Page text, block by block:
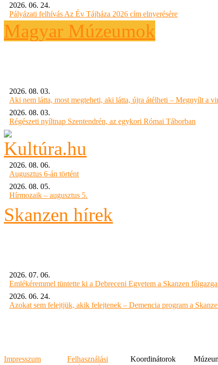
2026. 06. 24.
Pályázati felhívás Az Év Tájháza 2026 cím elnyerésére
Magyar Múzeumok
2026. 08. 03.
Aki nem látta, most megteheti, aki látta, újra átélheti – Megnyílt a
2026. 08. 03.
Régészeti nyíltnap Szentendrén, az egykori Római Táborban
2026. 08. 06.
Augusztus 6-án történt
2026. 08. 05.
Hírmozaik – augusztus 5.
Skanzen hírek
2026. 07. 06.
Emlékéremmel tüntette ki a Debreceni Egyetem a Skanzen
2026. 06. 24.
Azokat sem felejtjük, akik felejtenek – Demencia program a
Impresszum
Felhasználási
Koordinátorok